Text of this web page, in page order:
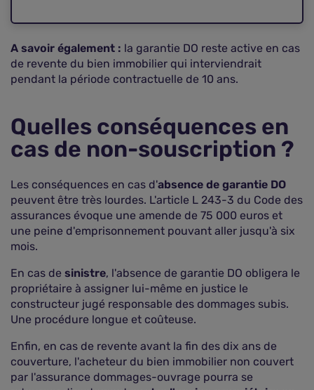
A savoir également : la garantie DO reste active en cas
de revente du bien immobilier qui interviendrait
pendant la période contractuelle de 10 ans.
Quelles conséquences en
cas de non-souscription ?
Les conséquences en cas d'absence de garantie DO
peuvent être très lourdes. L'article L 243-3 du Code des
assurances évoque une amende de 75 000 euros et
une peine d'emprisonnement pouvant aller jusqu'à six
mois.
En cas de sinistre, l'absence de garantie DO obligera le
propriétaire à assigner lui-même en justice le
constructeur jugé responsable des dommages subis.
Une procédure longue et coûteuse.
Enfin, en cas de revente avant la fin des dix ans de
couverture, l'acheteur du bien immobilier non couvert
par l'assurance dommages-ouvrage pourra se